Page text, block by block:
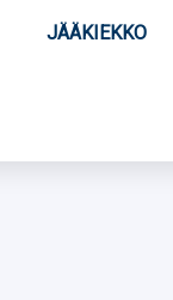
JÄÄKIEKKO